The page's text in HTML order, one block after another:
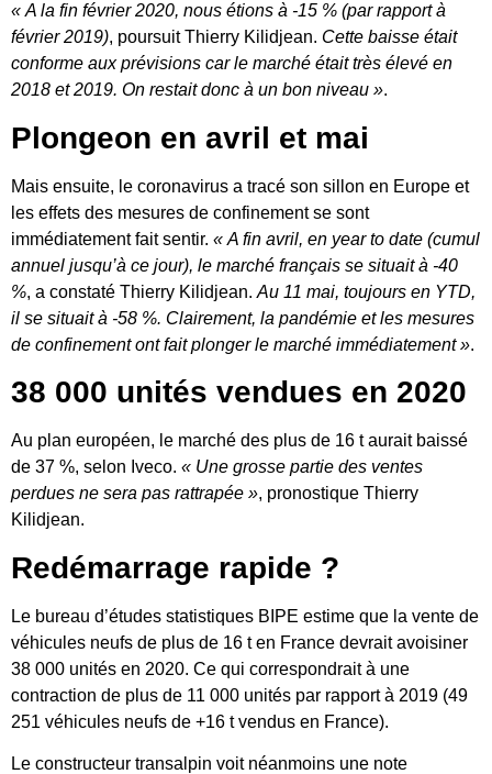
« A la fin février 2020, nous étions à -15 % (par rapport à
février 2019), poursuit Thierry Kilidjean. Cette baisse était
conforme aux prévisions car le marché était très élevé en
2018 et 2019. On restait donc à un bon niveau ».
Plongeon en avril et mai
Mais ensuite, le coronavirus a tracé son sillon en Europe et
les effets des mesures de confinement se sont
immédiatement fait sentir. « A fin avril, en year to date (cumul
annuel jusqu’à ce jour), le marché français se situait à -40
%, a constaté Thierry Kilidjean. Au 11 mai, toujours en YTD,
il se situait à -58 %. Clairement, la pandémie et les mesures
de confinement ont fait plonger le marché immédiatement ».
38 000 unités vendues en 2020
Au plan européen, le marché des plus de 16 t aurait baissé
de 37 %, selon Iveco. « Une grosse partie des ventes
perdues ne sera pas rattrapée », pronostique Thierry
Kilidjean.
Redémarrage rapide ?
Le bureau d’études statistiques BIPE estime que la vente de
véhicules neufs de plus de 16 t en France devrait avoisiner
38 000 unités en 2020. Ce qui correspondrait à une
contraction de plus de 11 000 unités par rapport à 2019 (49
251 véhicules neufs de +16 t vendus en France).
Le constructeur transalpin voit néanmoins une note